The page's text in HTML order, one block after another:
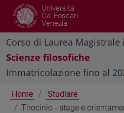
Università
Ca' Foscari
Venezia
Corso di Laurea Magistrale
Scienze filosofiche
Immatricolazione fino al
Home
Studiare
Tirocinio - stage e